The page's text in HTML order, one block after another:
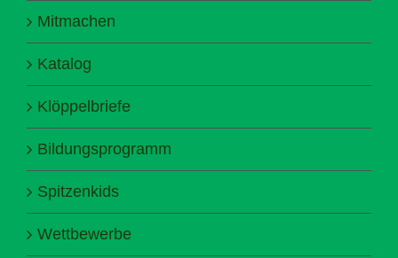
Mitmachen
Katalog
Klöppelbriefe
Bildungsprogramm
Spitzenkids
Wettbewerbe